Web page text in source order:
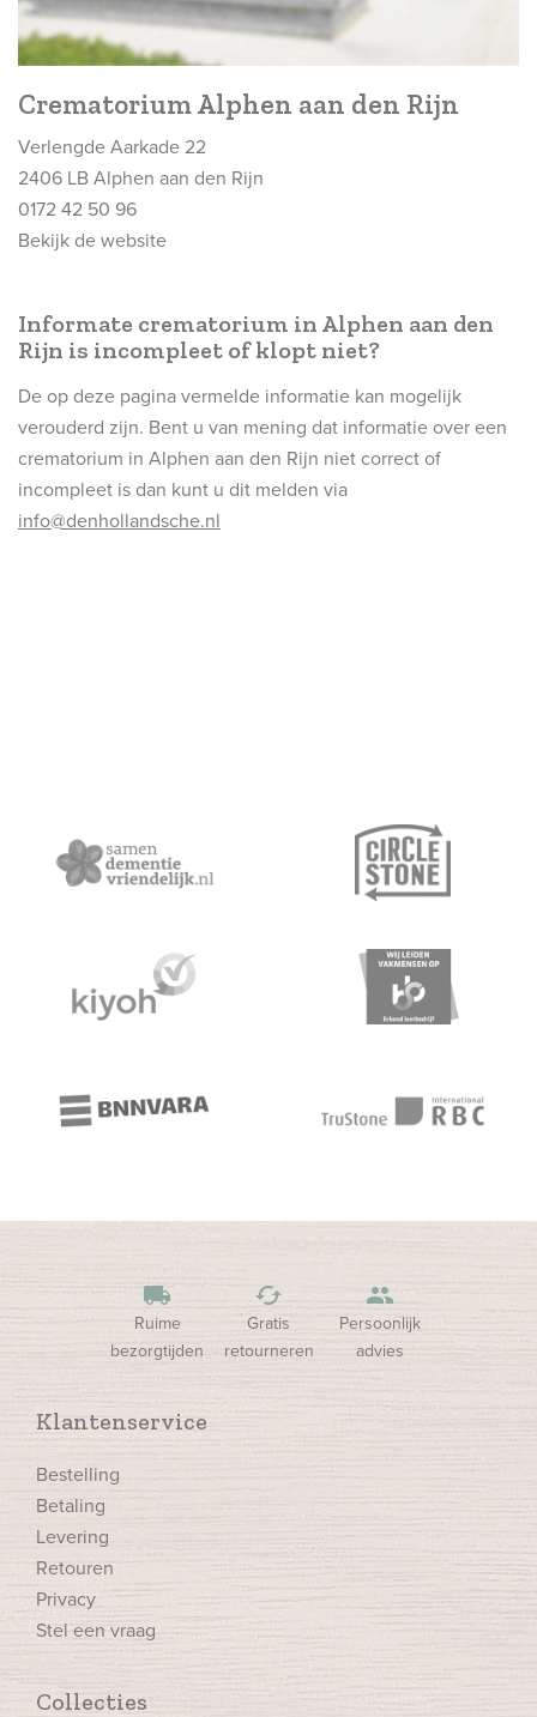
Crematorium Alphen aan den Rijn
Verlengde Aarkade 22
2406 LB Alphen aan den Rijn
0172 42 50 96
Bekijk de website
Informate crematorium in Alphen aan den
Rijn is incompleet of klopt niet?
De op deze pagina vermelde informatie kan mogelijk
verouderd zijn. Bent u van mening dat informatie over een
crematorium in Alphen aan den Rijn niet correct of
incompleet is dan kunt u dit melden via
info@denhollandsche.nl
local_shipping
Ruime
bezorgtijden
cached
Gratis
retourneren
people
Persoonlijk
advies
Klantenservice
Bestelling
Betaling
Levering
Retouren
Privacy
Stel een vraag
Collecties